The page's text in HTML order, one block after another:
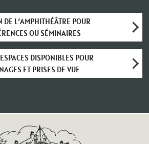
DE L’AMPHITHÉÂTRE POUR
OU SÉMINAIRES
DISPONIBLES POUR
ET PRISES DE VUE